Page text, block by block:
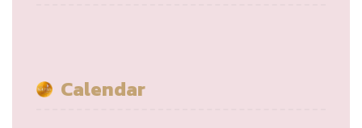
Calendar